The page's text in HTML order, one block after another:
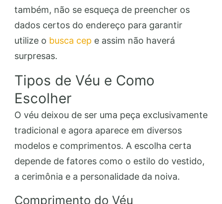
também, não se esqueça de preencher os
dados certos do endereço para garantir
utilize o busca cep e assim não haverá
surpresas.
Tipos de Véu e Como
Escolher
O véu deixou de ser uma peça exclusivamente
tradicional e agora aparece em diversos
modelos e comprimentos. A escolha certa
depende de fatores como o estilo do vestido,
a cerimônia e a personalidade da noiva.
Comprimento do Véu